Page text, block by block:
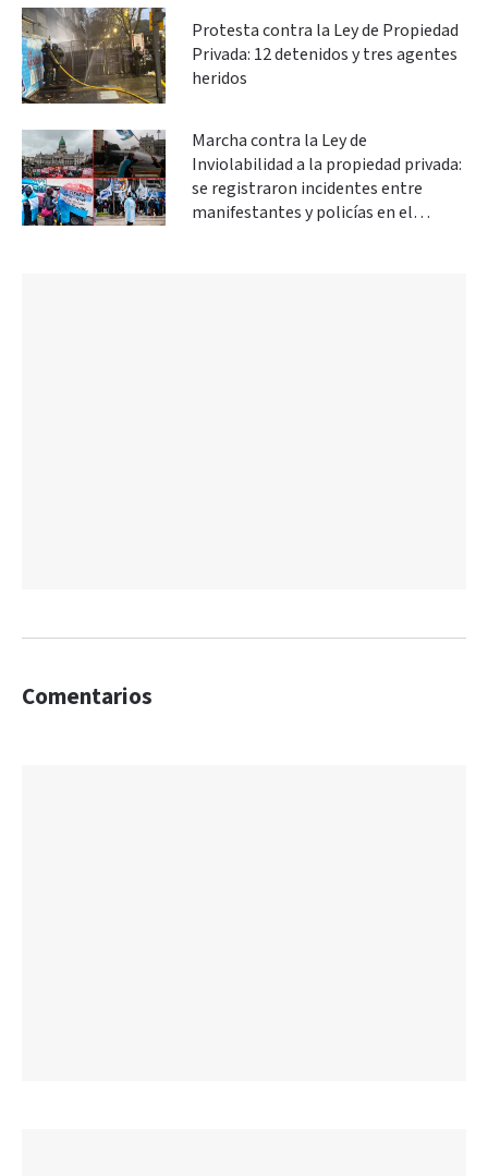
Protesta contra la Ley de Propiedad
Privada: 12 detenidos y tres agentes
heridos
Marcha contra la Ley de
Inviolabilidad a la propiedad privada:
se registraron incidentes entre
manifestantes y policías en el
Comentarios